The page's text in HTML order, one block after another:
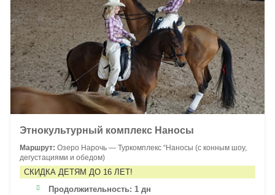
Этнокультурный комплекс Наносы
Маршрут: Озеро Нарочь — Туркомплекс “Наносы (с конным шоу,
дегустациями и обедом)
СКИДКА ДЕТЯМ ДО 16 ЛЕТ!
Продолжительность: 1 дн